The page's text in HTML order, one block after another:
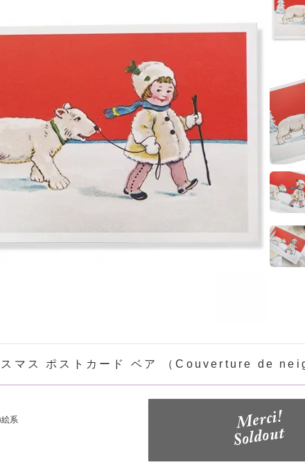
ホーム
>
ホーム
>
ホーム
フレン
フラン
>
スマス ポストカード ベア （Couverture de
系